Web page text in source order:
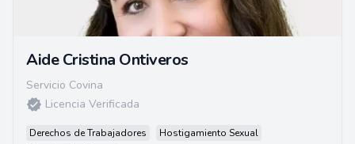
Aide Cristina Ontiveros
Servicio Covina
Licencia Verificada
Derechos de Trabajadores
Hostigamiento Sexual